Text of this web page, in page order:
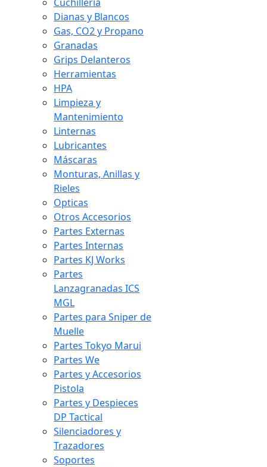
Dianas y Blancos
Gas, CO2 y Propano
Granadas
Grips Delanteros
Herramientas
HPA
Limpieza y
Mantenimiento
Linternas
Lubricantes
Máscaras
Monturas, Anillas y
Rieles
Opticas
Otros Accesorios
Partes Externas
Partes Internas
Partes KJ Works
Partes
Lanzagranadas ICS
MGL
Partes para Sniper de
Muelle
Partes Tokyo Marui
Partes We
Partes y Accesorios
Pistola
Partes y Despieces
DP Tactical
Silenciadores y
Trazadores
Soportes